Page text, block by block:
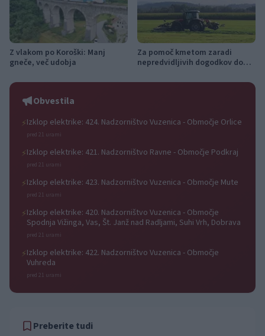
Z vlakom po Koroški: Manj
gneče, več udobja
Za pomoč kmetom zaradi
nepredvidljivih dogodkov do
Obvestila
⚡Izklop elektrike: 424. Nadzorništvo Vuzenica - Območje Orlice
pred 21 urami
⚡Izklop elektrike: 421. Nadzorništvo Ravne - Območje Podkraj
pred 21 urami
⚡Izklop elektrike: 423. Nadzorništvo Vuzenica - Območje Mute
pred 21 urami
⚡Izklop elektrike: 420. Nadzorništvo Vuzenica - Območje
Spodnja Vižinga, Vas, Št. Janž nad Radljami, Suhi Vrh, Dobrava
pred 21 urami
⚡Izklop elektrike: 422. Nadzorništvo Vuzenica - Območje
Vuhreda
pred 21 urami
Preberite tudi